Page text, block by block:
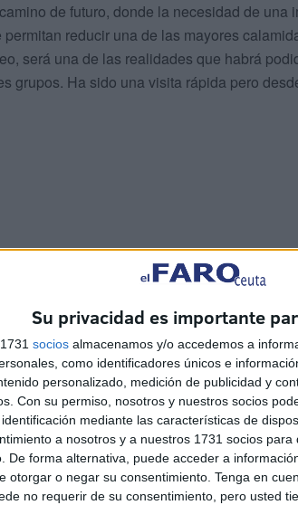
Su privacidad es importante
socios almacenamos y/o accedemos a
como identificadores únicos e
personalizado, medición de publicidad y
Con su permiso, nosotros y nuestros socios
mediante las características de
a nosotros y a nuestros 1731 socios
De forma alternativa, puede acceder a
otorgar o negar su consentimiento. Tenga en
no requerir de su consentimiento, pero usted
de futuro, donde la necesidad de una
reducir una de las mayores
será una de las realidades que habrá
grupos. Ha sido una visita rápida pero
Las fragatas Santa
Navarra, en Ceuta
reforzar la
HACE 35 MINUTOS
La Estación del
estalla: "Vivimos
y la policía no